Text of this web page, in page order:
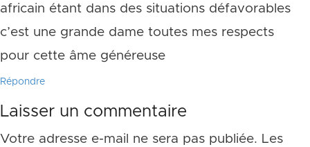
africain étant dans des situations défavorables
c’est une grande dame toutes mes respects
pour cette âme généreuse
Répondre
Laisser un commentaire
Votre adresse e-mail ne sera pas publiée. Les